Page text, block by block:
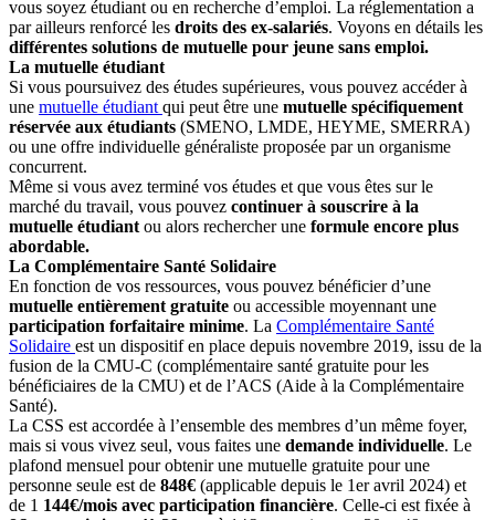
vous soyez étudiant ou en recherche d’emploi. La réglementation a
par ailleurs renforcé les droits des ex-salariés. Voyons en détails les
différentes solutions de mutuelle pour jeune sans emploi.
La mutuelle étudiant
Si vous poursuivez des études supérieures, vous pouvez accéder à
une mutuelle étudiant qui peut être une mutuelle spécifiquement
réservée aux étudiants (SMENO, LMDE, HEYME, SMERRA)
ou une offre individuelle généraliste proposée par un organisme
concurrent.
Même si vous avez terminé vos études et que vous êtes sur le
marché du travail, vous pouvez continuer à souscrire à la
mutuelle étudiant ou alors rechercher une formule encore plus
abordable.
La Complémentaire Santé Solidaire
En fonction de vos ressources, vous pouvez bénéficier d’une
mutuelle entièrement gratuite ou accessible moyennant une
participation forfaitaire minime. La Complémentaire Santé
Solidaire est un dispositif en place depuis novembre 2019, issu de la
fusion de la CMU-C (complémentaire santé gratuite pour les
bénéficiaires de la CMU) et de l’ACS (Aide à la Complémentaire
Santé).
La CSS est accordée à l’ensemble des membres d’un même foyer,
mais si vous vivez seul, vous faites une demande individuelle. Le
plafond mensuel pour obtenir une mutuelle gratuite pour une
personne seule est de 848€ (applicable depuis le 1eravril 2024) et
de 1 144€/mois avec participation financière. Celle-ci est fixée à